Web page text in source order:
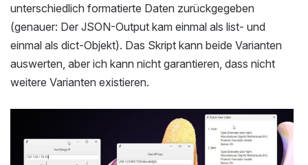
unterschiedlich formatierte Daten zurückgegeben
(genauer: Der JSON-Output kam einmal als list- und
einmal als dict-Objekt). Das Skript kann beide Varianten
auswerten, aber ich kann nicht garantieren, dass nicht
weitere Varianten existieren.